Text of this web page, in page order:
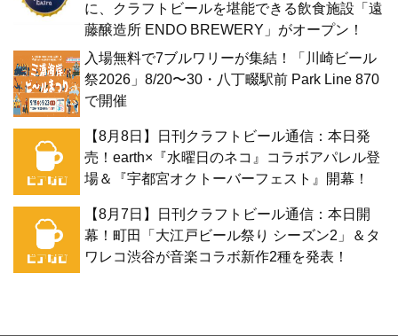
に、クラフトビールを堪能できる飲食施設「遠
藤醸造所 ENDO BREWERY」がオープン！
入場無料で7ブルワリーが集結！「川崎ビール
祭2026」8/20〜30・八丁畷駅前 Park Line 870
で開催
【8月8日】日刊クラフトビール通信：本日発
売！earth×『水曜日のネコ』コラボアパレル登
場＆『宇都宮オクトーバーフェスト』開幕！
【8月7日】日刊クラフトビール通信：本日開
幕！町田「大江戸ビール祭り シーズン2」＆タ
ワレコ渋谷が音楽コラボ新作2種を発表！